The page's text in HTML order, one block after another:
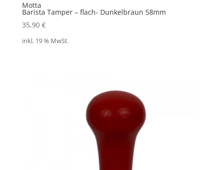
Motta
Barista Tamper – flach- Dunkelbraun 58mm
35,90 €
inkl. 19 % MwSt.